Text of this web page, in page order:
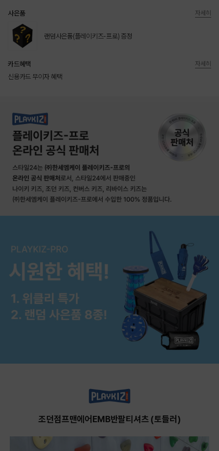
사은품
랜덤사은품(플레이키즈-프로) 증정
자세히
카드혜택
신용카드 무이자 혜택
자세히
조던점프맨에어EMB반팔티셔츠 (토들러)